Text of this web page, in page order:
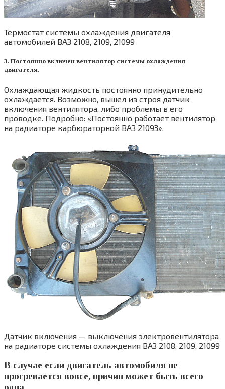
Термостат системы охлаждения двигателя
автомобилей ВАЗ 2108, 2109, 21099
3. Постоянно включен вентилятор системы охлаждения
двигателя.
Охлаждающая жидкость постоянно принудительно
охлаждается. Возможно, вышел из строя датчик
включения вентилятора, либо проблемы в его
проводке. Подробно: «Постоянно работает вентилятор
на радиаторе карбюраторной ВАЗ 21093».
Датчик включения — выключения электровентилятора
на радиаторе системы охлаждения ВАЗ 2108, 2109, 21099
В случае если двигатель автомобиля не
прогревается вовсе, причин может быть всего